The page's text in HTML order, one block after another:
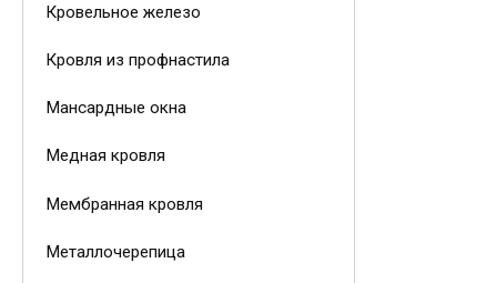
Кровельное железо
Кровля из профнастила
Мансардные окна
Медная кровля
Мембранная кровля
Металлочерепица